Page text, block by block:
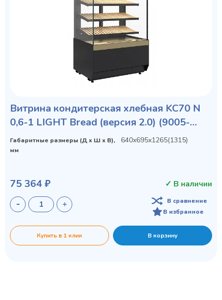
Витрина кондитерская хлебная KC70 N
0,6-1 LIGHT Bread (версия 2.0) (9005-
0109)
Габаритные размеры (Д х Ш х В),
мм
640х695х1265(1315)
75 364 ₽ ✓ В наличии
В сравнение
В избранное
Купить в 1 клик В корзину